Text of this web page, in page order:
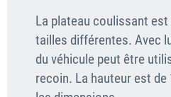
La plateau coulissant
tailles différentes. Avec
du véhicule peut être
recoin. La hauteur est